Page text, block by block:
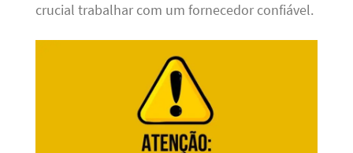
crucial trabalhar com um fornecedor confiável.